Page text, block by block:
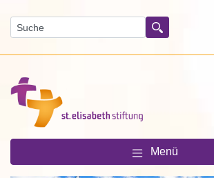
Suchen
Menü